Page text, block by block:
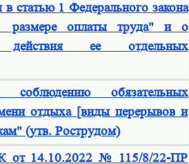
в статью 1 Федерального закона
оплаты труда" и о
действия ее отдельных
соблюдению обязательных
отдыха [виды перерывов и
(утв. Рострудом)
14.10.2022 № 115/8/22-ПР